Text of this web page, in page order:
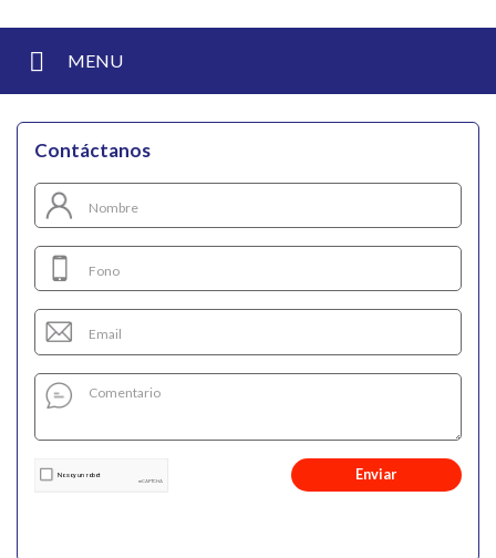
MENU
Contáctanos
Enviar